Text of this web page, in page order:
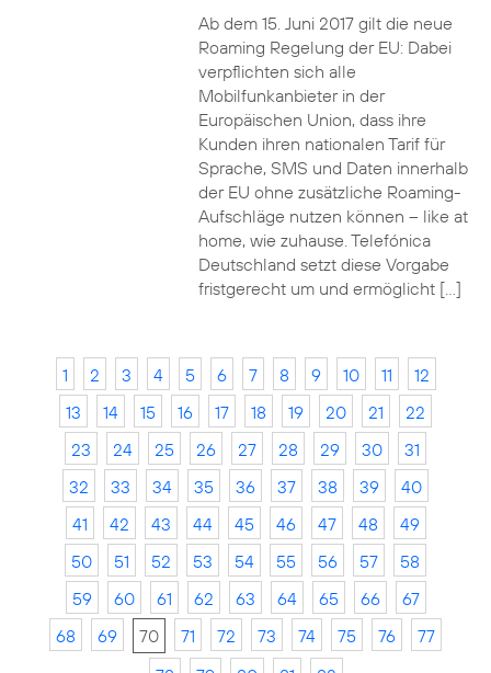
Ab dem 15. Juni 2017 gilt die neue
Roaming Regelung der EU: Dabei
verpflichten sich alle
Mobilfunkanbieter in der
Europäischen Union, dass ihre
Kunden ihren nationalen Tarif für
Sprache, SMS und Daten innerhalb
der EU ohne zusätzliche Roaming-
Aufschläge nutzen können – like at
home, wie zuhause. Telefónica
Deutschland setzt diese Vorgabe
fristgerecht um und ermöglicht […]
1 2 3 4 5 6 7 8 9 10 11
12
13
14 15 16 17 18 19 20 21
22
23
24 25 26 27 28 29 30
31
32
33 34 35 36 37 38 39
40
41
42 43 44 45 46 47 48
49
50
51 52 53 54 55 56 57
58
59
60 61 62 63 64 65 66
67
68
69 70 71 72 73 74 75 76
77